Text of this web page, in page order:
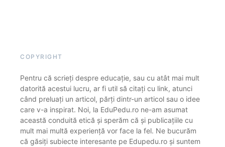
COPYRIGHT
Pentru că scrieți despre educație, sau cu atât mai mult
datorită acestui lucru, ar fi util să citați cu link, atunci
când preluați un articol, părți dintr-un articol sau o idee
care v-a inspirat. Noi, la EduPedu.ro ne-am asumat
această conduită etică și sperăm că și publicațiile cu
mult mai multă experiență vor face la fel. Ne bucurăm
că găsiți subiecte interesante pe Edupedu.ro și suntem